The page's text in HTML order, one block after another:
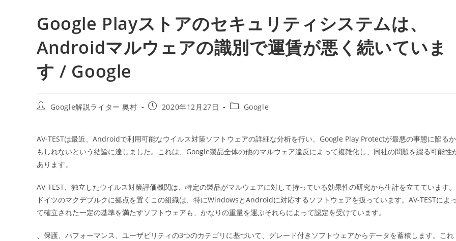
Google Playストアのセキュリティシステムは、
Androidマルウェアの識別で運賃が悪く続いていま
す / Google
投
Google解説ライター 奥村
投
開
日:
2020年12月27日
投
テ
ゴ
リ
Google
AV-TESTは最近、Androidで利用可能なウイルス対策ソフトウェアの詳細な分析を行い、Google Play Protectが最悪の事態に陥るか
もしれないという結論に達しました。これは、Google製品全体の他のマルウェア違反によって複雑化し、同社の問題を綴る可能性
あります。
AV-TEST、独立したウイルス対策評価機関は、特定の製品がマルウェアに対して持っている効果性の研究から生計を立てています。
ドイツのマクデブルクに拠点を置くこの組織は、特にWindowsとAndroidに対応するソフトウェアを扱っています。AV-TESTによっ
て確立された一定の基準を満たすソフトウェアも、かなりの重量を運ぶそれらによって認定を受けています。
、保護、パフォーマンス、ユーザビリティの3つのカテゴリに基づいて、グレード付きソフトウェアからデータを蓄積します。これ